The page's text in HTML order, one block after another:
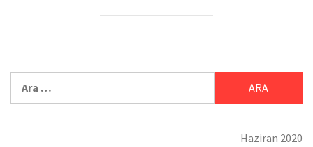
Haziran 2020